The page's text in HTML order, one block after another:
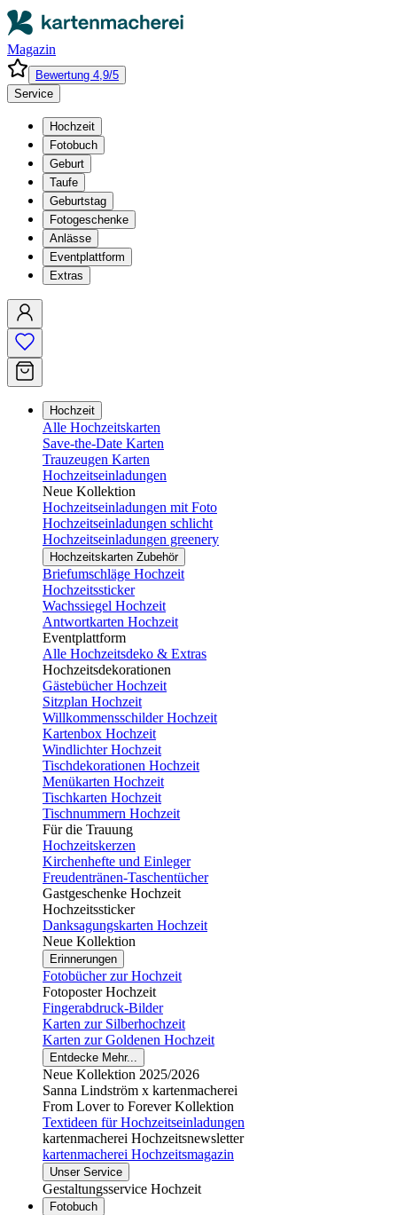
Magazin
Bewertung 4,9/5
Service
Hochzeit
Fotobuch
Geburt
Taufe
Geburtstag
Fotogeschenke
Anlässe
Eventplattform
Extras
Hochzeit
Alle Hochzeitskarten
Save-the-Date Karten
Trauzeugen Karten
Hochzeitseinladungen
Neue Kollektion
Hochzeitseinladungen mit Foto
Hochzeitseinladungen schlicht
Hochzeitseinladungen greenery
Hochzeitskarten Zubehör
Briefumschläge Hochzeit
Hochzeitssticker
Wachssiegel Hochzeit
Antwortkarten Hochzeit
Eventplattform
Alle Hochzeitsdeko & Extras
Hochzeitsdekorationen
Gästebücher Hochzeit
Sitzplan Hochzeit
Willkommensschilder Hochzeit
Kartenbox Hochzeit
Windlichter Hochzeit
Tischdekorationen Hochzeit
Menükarten Hochzeit
Tischkarten Hochzeit
Tischnummern Hochzeit
Für die Trauung
Hochzeitskerzen
Kirchenhefte und Einleger
Freudentränen-Taschentücher
Gastgeschenke Hochzeit
Hochzeitssticker
Danksagungskarten Hochzeit
Neue Kollektion
Erinnerungen
Fotobücher zur Hochzeit
Fotoposter Hochzeit
Fingerabdruck-Bilder
Karten zur Silberhochzeit
Karten zur Goldenen Hochzeit
Entdecke Mehr...
Neue Kollektion 2025/2026
Sanna Lindström x kartenmacherei
From Lover to Forever Kollektion
Textideen für Hochzeitseinladungen
kartenmacherei Hochzeitsnewsletter
kartenmacherei Hochzeitsmagazin
Unser Service
Gestaltungsservice Hochzeit
Fotobuch